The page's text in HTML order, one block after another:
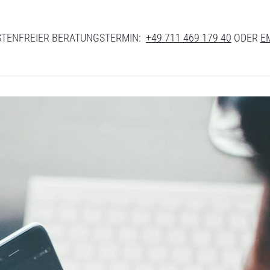
BERATUNGSTERMIN: +49 711 469 179 40 ODER